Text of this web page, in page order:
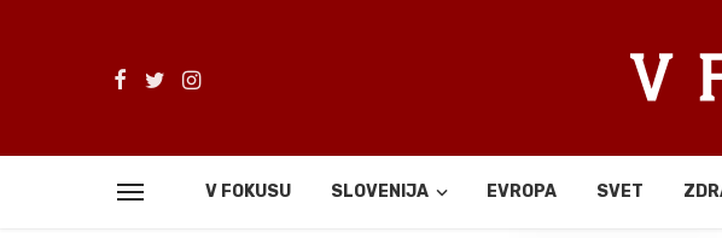
V FOKUSU SLOVENIJA EVROPA SVET
Deli